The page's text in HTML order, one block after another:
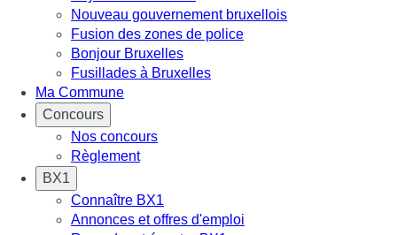
Nouveau gouvernement bruxellois
Fusion des zones de police
Bonjour Bruxelles
Fusillades à Bruxelles
Ma Commune
Concours
Nos concours
Règlement
BX1
Connaître BX1
Annonces et offres d'emploi